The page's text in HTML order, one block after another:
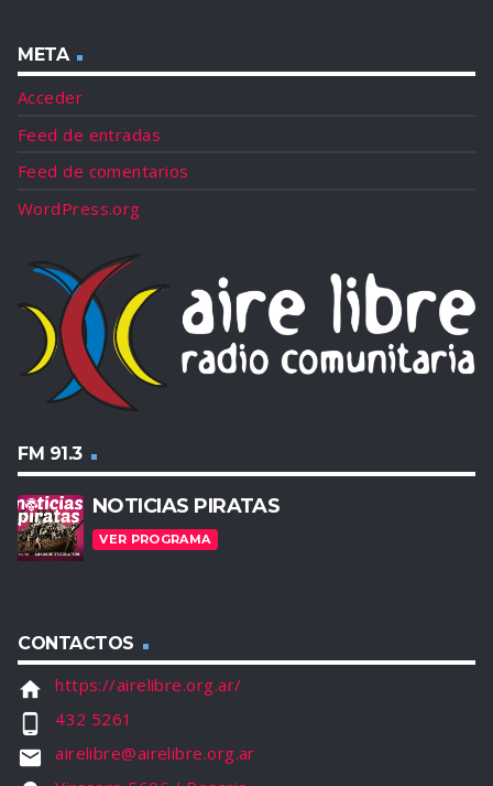
META
Acceder
Feed de entradas
Feed de comentarios
WordPress.org
FM 91.3
NOTICIAS PIRATAS
VER PROGRAMA
CONTACTOS
home https://airelibre.org.ar/
phone_android 432 5261
email airelibre@airelibre.org.ar